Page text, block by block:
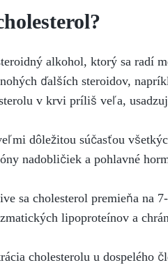
alkohol, ktorý sa radí
ďalších steroidov,
v krvi príliš veľa,
dôležitou súčasťou
nadobličiek a pohlavné
sa cholesterol premieňa na
lipoproteínov a
cholesterolu u dospelého